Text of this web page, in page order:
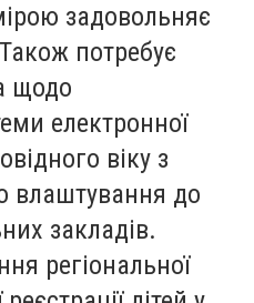
задовольняє
потребує
щодо
електронної
віку з
влаштування до
закладів.
регіональної